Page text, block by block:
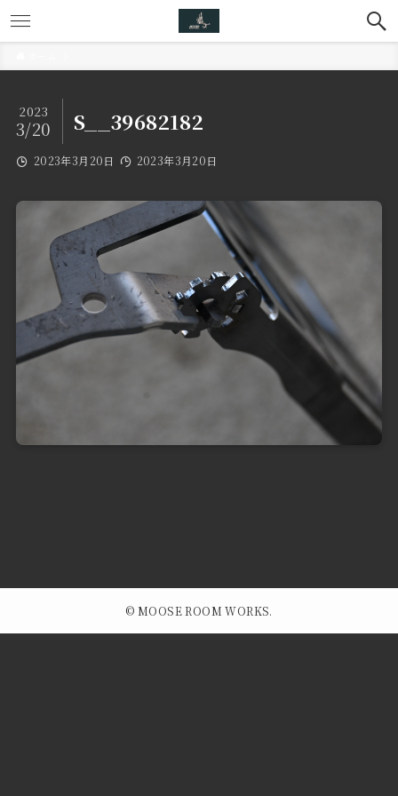
S__39682182
2023
3/20
2023年3月20日 2023年3月20日
© MOOSE ROOM WORKS.